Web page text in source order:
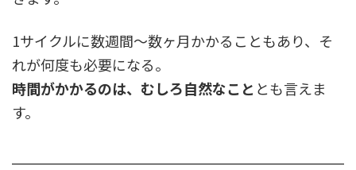
1サイクルに数週間〜数ヶ月かかることもあり、そ
れが何度も必要になる。
時間がかかるのは、むしろ自然なこと とも言えま
す。